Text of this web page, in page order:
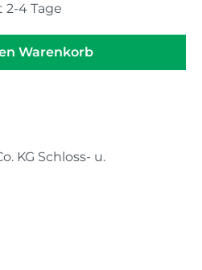
2-4 Tage
ein oder benutze die
Warenkorb
KG Schloss- u.